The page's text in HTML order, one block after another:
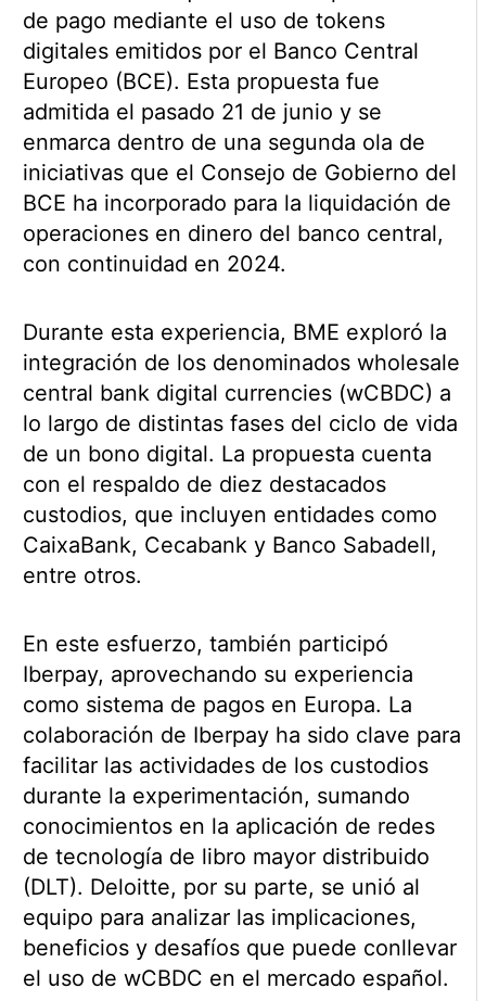
de pago mediante el uso de tokens
digitales emitidos por el Banco Central
Europeo (BCE). Esta propuesta fue
admitida el pasado 21 de junio y se
enmarca dentro de una segunda ola de
iniciativas que el Consejo de Gobierno del
BCE ha incorporado para la liquidación de
operaciones en dinero del banco central,
con continuidad en 2024.
Durante esta experiencia, BME exploró la
integración de los denominados wholesale
central bank digital currencies (wCBDC) a
lo largo de distintas fases del ciclo de vida
de un bono digital. La propuesta cuenta
con el respaldo de diez destacados
custodios, que incluyen entidades como
CaixaBank, Cecabank y Banco Sabadell,
entre otros.
En este esfuerzo, también participó
Iberpay, aprovechando su experiencia
como sistema de pagos en Europa. La
colaboración de Iberpay ha sido clave para
facilitar las actividades de los custodios
durante la experimentación, sumando
conocimientos en la aplicación de redes
de tecnología de libro mayor distribuido
(DLT). Deloitte, por su parte, se unió al
equipo para analizar las implicaciones,
beneficios y desafíos que puede conllevar
el uso de wCBDC en el mercado español.